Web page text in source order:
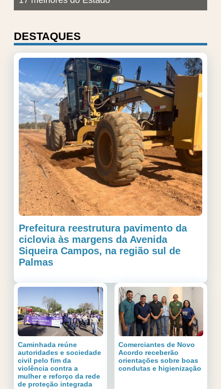
DESTAQUES
Prefeitura reestrutura pavimento da
ciclovia às margens da Avenida
Siqueira Campos, na região sul de
Palmas
Caminhada reúne
autoridades e sociedade
civil pelo fim da
violência contra a
mulher e reforço da rede
de proteção integrada
Comerciantes de Novo
Acordo receberão
orientações sobre boas
condutas e higienização